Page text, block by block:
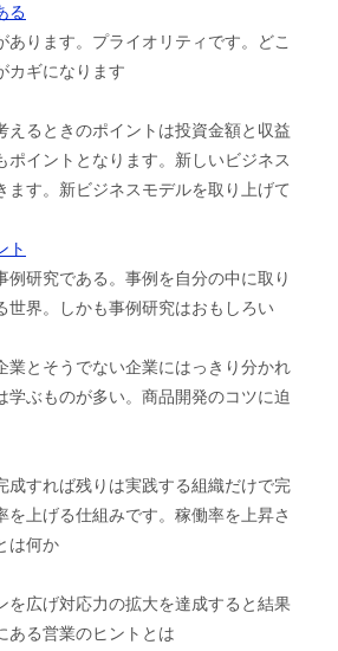
る
ります。プライオリティです。どこ
カギになります
るときのポイントは投資金額と収益
ポイントとなります。新しいビジネス
ます。新ビジネスモデルを取り上げて
ト
研究である。事例を自分の中に取り
世界。しかも事例研究はおもしろい
とそうでない企業にはっきり分かれ
学ぶものが多い。商品開発のコツに迫
すれば残りは実践する組織だけで完
を上げる仕組みです。稼働率を上昇さ
は何か
広げ対応力の拡大を達成すると結果
ある営業のヒントとは